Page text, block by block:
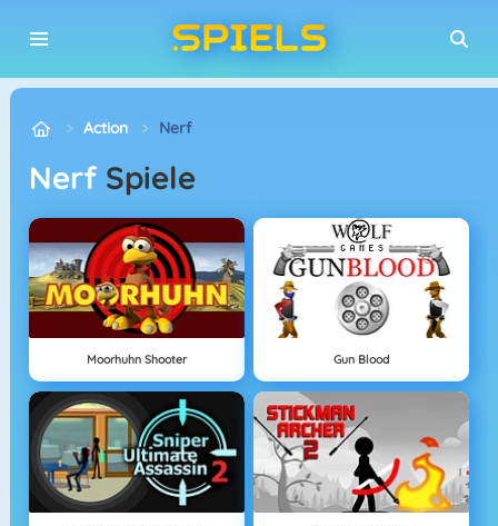
Action Nerf
Nerf Spiele
Moorhuhn Shooter Gun Blood